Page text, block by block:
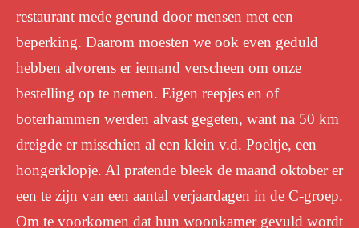
restaurant mede gerund door mensen met een
beperking. Daarom moesten we ook even geduld
hebben alvorens er iemand verscheen om onze
bestelling op te nemen. Eigen reepjes en of
boterhammen werden alvast gegeten, want na 50 km
dreigde er misschien al een klein v.d. Poeltje, een
hongerklopje. Al pratende bleek de maand oktober er
een te zijn van een aantal verjaardagen in de C-groep.
Om te voorkomen dat hun woonkamer gevuld wordt